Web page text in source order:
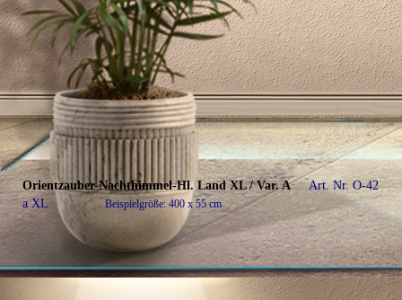
Orientzauber-Nachthimmel-Hl. Land XL / Var. A
Art. Nr. O-42
a XL
Beispielgröße: 400 x 55 cm